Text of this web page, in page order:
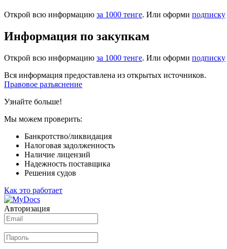
Открой всю информацию за 1000 тенге. Или оформи подписку
Информация по закупкам
Открой всю информацию за 1000 тенге. Или оформи подписку
Вся информация предоставлена из открытых источников.
Правовое разъяснение
Узнайте больше!
Мы можем проверить:
Банкротство/ликвидация
Налоговая задолженность
Наличие лицензий
Надежность поставщика
Решения судов
Как это работает
Авторизация